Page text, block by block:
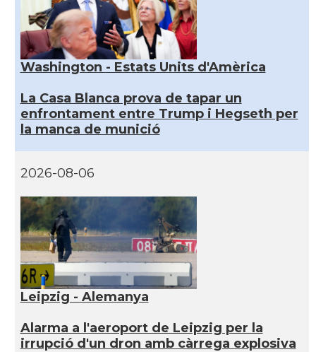
Washington - Estats Units d'Amèrica
La Casa Blanca prova de tapar un
enfrontament entre Trump i Hegseth per
la manca de munició
2026-08-06
Leipzig - Alemanya
Alarma a l'aeroport de Leipzig per la
irrupció d'un dron amb càrrega explosiva